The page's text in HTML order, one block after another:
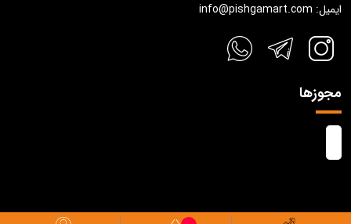
ایمیل: info@pishgamart.com
مجوزها